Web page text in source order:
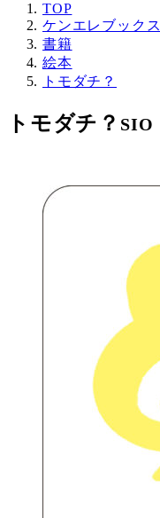
TOP
ケンエレブックス
書籍
絵本
トモダチ？
トモダチ？ SIO